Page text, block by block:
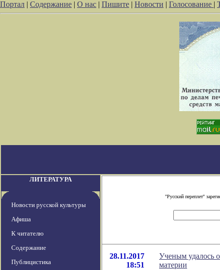
Портал | Содержание | О нас | Пишите | Новости | Голосование |
ЛИТЕРАТУРА
Новости русской культуры
Афиша
К читателю
Содержание
Публицистика
"Русский переплет"
28.11.2017
18:51
Ученым удалось
материи